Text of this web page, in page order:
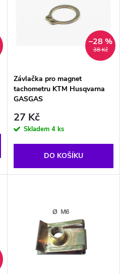
38 Kč
–28 %
Závlačka pro magnet
tachometru KTM Husqvarna
GASGAS
27 Kč
Skladem 4 ks
DO KOŠÍKU